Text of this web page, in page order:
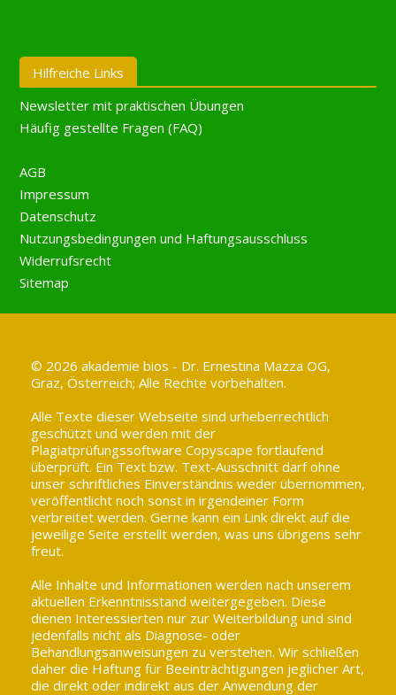
Hilfreiche Links
Newsletter mit praktischen Übungen
Häufig gestellte Fragen (FAQ)
AGB
Impressum
Datenschutz
Nutzungsbedingungen und Haftungsausschluss
Widerrufsrecht
Sitemap
© 2026 akademie bios - Dr. Ernestina Mazza OG,
Graz, Österreich; Alle Rechte vorbehalten.
Alle Texte dieser Webseite sind urheberrechtlich
geschützt und werden mit der
Plagiatprüfungssoftware Copyscape fortlaufend
überprüft. Ein Text bzw. Text-Ausschnitt darf ohne
unser schriftliches Einverständnis weder übernommen,
veröffentlicht noch sonst in irgendeiner Form
verbreitet werden. Gerne kann ein Link direkt auf die
jeweilige Seite erstellt werden, was uns übrigens sehr
freut.
Alle Inhalte und Informationen werden nach unserem
aktuellen Erkenntnisstand weitergegeben. Diese
dienen Interessierten nur zur Weiterbildung und sind
jedenfalls nicht als Diagnose- oder
Behandlungsanweisungen zu verstehen. Wir schließen
daher die Haftung für Beeinträchtigungen jeglicher Art,
die direkt oder indirekt aus der Anwendung der